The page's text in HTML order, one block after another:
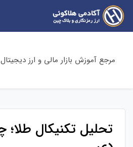
مرجع آموزش بازار مالی و ارز دیجیتال